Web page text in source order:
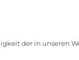
der in unseren